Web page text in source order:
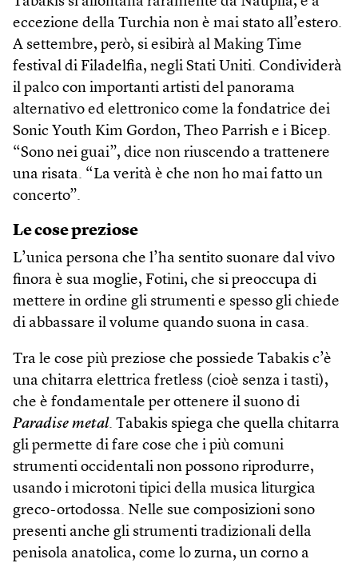
eccezione della Turchia non è mai stato all’estero.
A settembre, però, si esibirà al Making Time
festival di Filadelfia, negli Stati Uniti. Condividerà
il palco con importanti artisti del panorama
alternativo ed elettronico come la fondatrice dei
Sonic Youth Kim Gordon, Theo Parrish e i Bicep.
“Sono nei guai”, dice non riuscendo a trattenere
una risata. “La verità è che non ho mai fatto un
concerto”.
Le cose preziose
L’unica persona che l’ha sentito suonare dal vivo
finora è sua moglie, Fotini, che si preoccupa di
mettere in ordine gli strumenti e spesso gli chiede
di abbassare il volume quando suona in casa.
Tra le cose più preziose che possiede Tabakis c’è
una chitarra elettrica fretless (cioè senza i tasti),
che è fondamentale per ottenere il suono di
Paradise metal. Tabakis spiega che quella chitarra
gli permette di fare cose che i più comuni
strumenti occidentali non possono riprodurre,
usando i microtoni tipici della musica liturgica
greco-ortodossa. Nelle sue composizioni sono
presenti anche gli strumenti tradizionali della
penisola anatolica, come lo zurna, un corno a